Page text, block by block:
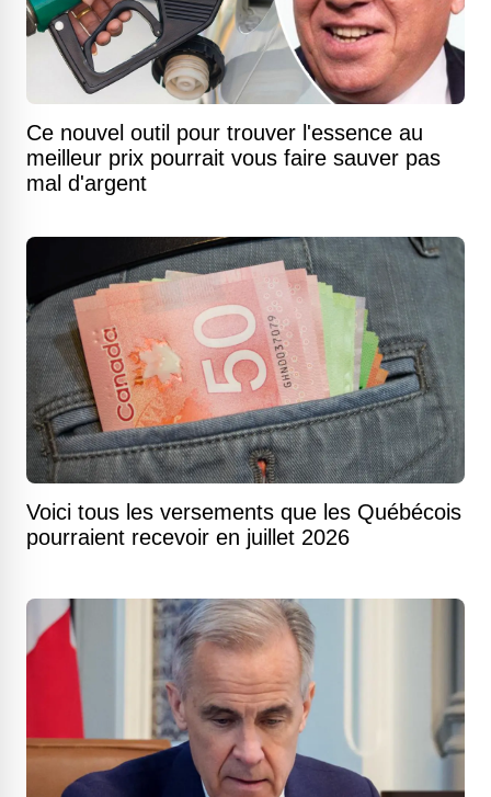
Ce nouvel outil pour trouver l'essence au
meilleur prix pourrait vous faire sauver pas
mal d'argent
Voici tous les versements que les Québécois
pourraient recevoir en juillet 2026